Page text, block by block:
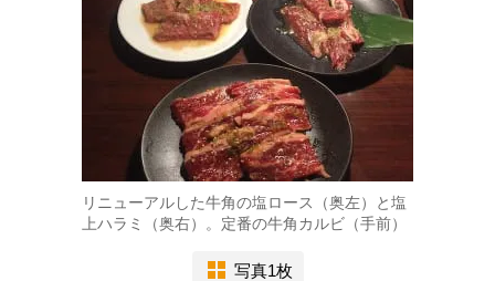
リニューアルした牛角の塩ロース（奥左）と塩
上ハラミ（奥右）。定番の牛角カルビ（手前）
写真1枚